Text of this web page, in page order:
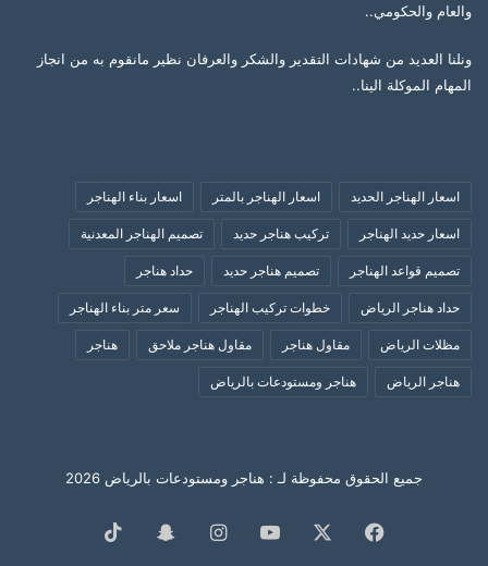
والعام والحكومي..
ونلنا العديد من شهادات التقدير والشكر والعرفان نظير مانقوم به من انجاز
المهام الموكلة الينا..
اسعار الهناجر الحديد اسعار الهناجر بالمتر اسعار بناء الهناجر
اسعار حديد الهناجر تركيب هناجر حديد تصميم الهناجر المعدنية
تصميم قواعد الهناجر تصميم هناجر حديد حداد هناجر
حداد هناجر الرياض خطوات تركيب الهناجر سعر متر بناء الهناجر
مظلات الرياض مقاول هناجر مقاول هناجر ملاحق هناجر
هناجر الرياض هناجر ومستودعات بالرياض
جميع الحقوق محفوظة لـ : هناجر ومستودعات بالرياض 2026
فيسبوك ‫YouTubeانستقرامسناب